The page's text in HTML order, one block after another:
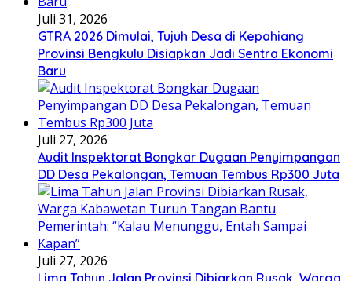
Juli 31, 2026
GTRA 2026 Dimulai, Tujuh Desa di Kepahiang
Provinsi Bengkulu Disiapkan Jadi Sentra Ekonomi
Baru
Juli 27, 2026
Audit Inspektorat Bongkar Dugaan Penyimpangan
DD Desa Pekalongan, Temuan Tembus Rp300 Juta
Juli 27, 2026
Lima Tahun Jalan Provinsi Dibiarkan Rusak, Warga